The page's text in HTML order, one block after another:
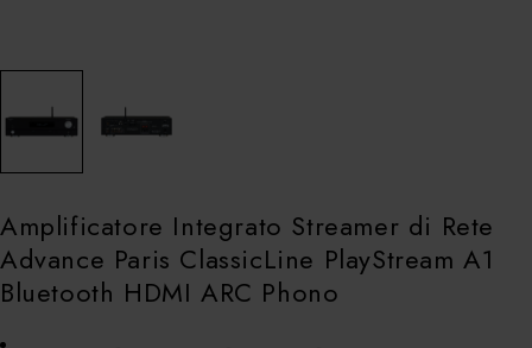
Amplificatore Integrato Streamer di Rete
Advance Paris ClassicLine PlayStream A1
Bluetooth HDMI ARC Phono